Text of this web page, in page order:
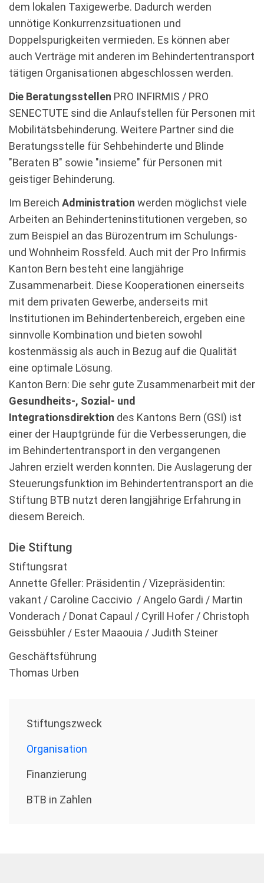
dem lokalen Taxigewerbe. Dadurch werden
unnötige Konkurrenzsituationen und
Doppelspurigkeiten vermieden. Es können aber
auch Verträge mit anderen im Behindertentransport
tätigen Organisationen abgeschlossen werden.
Die Beratungsstellen PRO INFIRMIS / PRO
SENECTUTE sind die Anlaufstellen für Personen mit
Mobilitätsbehinderung. Weitere Partner sind die
Beratungsstelle für Sehbehinderte und Blinde
"Beraten B" sowie "insieme" für Personen mit
geistiger Behinderung.
Im Bereich Administration werden möglichst viele
Arbeiten an Behinderteninstitutionen vergeben, so
zum Beispiel an das Bürozentrum im Schulungs-
und Wohnheim Rossfeld. Auch mit der Pro Infirmis
Kanton Bern besteht eine langjährige
Zusammenarbeit. Diese Kooperationen einerseits
mit dem privaten Gewerbe, anderseits mit
Institutionen im Behindertenbereich, ergeben eine
sinnvolle Kombination und bieten sowohl
kostenmässig als auch in Bezug auf die Qualität
eine optimale Lösung.
Kanton Bern: Die sehr gute Zusammenarbeit mit der
Gesundheits-, Sozial- und
Integrationsdirektion des Kantons Bern (GSI) ist
einer der Hauptgründe für die Verbesserungen, die
im Behindertentransport in den vergangenen
Jahren erzielt werden konnten. Die Auslagerung der
Steuerungsfunktion im Behindertentransport an die
Stiftung BTB nutzt deren langjährige Erfahrung in
diesem Bereich.
Die Stiftung
Stiftungsrat
Annette Gfeller: Präsidentin / Vizepräsidentin:
vakant / Caroline Caccivio / Angelo Gardi / Martin
Vonderach / Donat Capaul / Cyrill Hofer / Christoph
Geissbühler / Ester Maaouia / Judith Steiner
Geschäftsführung
Thomas Urben
Stiftungszweck
Organisation
Finanzierung
BTB in Zahlen